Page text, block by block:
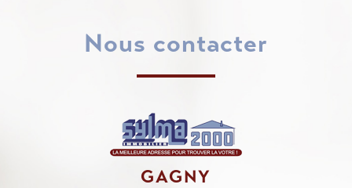
nous contacter
GAGNY